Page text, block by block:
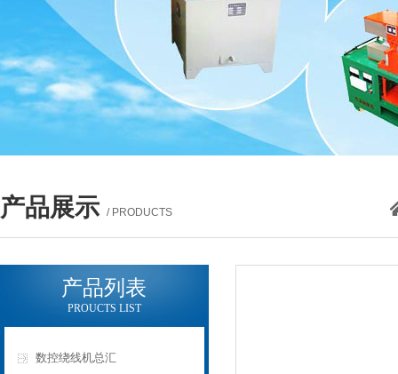
产品展示 / PRODUCTS
产品列表
PROUCTS LIST
数控绕线机总汇